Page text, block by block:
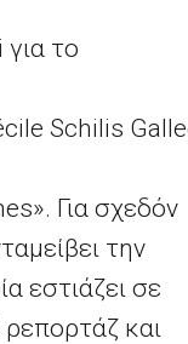
για το
cile Schilis
». Για σχεδόν
την
εστιάζει σε
και